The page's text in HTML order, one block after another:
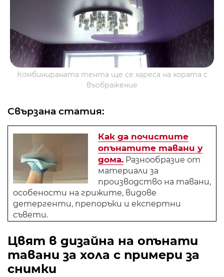
Комбинираната тента ще се хареса на хората с
въображение
Свързана статия:
Как да почистите
опънатите тавани у
дома. Разнообразие от
материали за
производство на тавани,
особености на грижите, видове
детергенти, препоръки и експертни
съвети.
Цвят в дизайна на опънати
тавани за хола с примери за
снимки